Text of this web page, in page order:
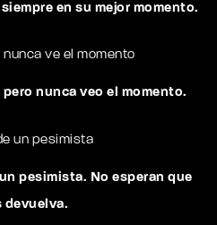
en su mejor momento.
nunca veo el momento.
pesimista. No esperan que
devuelva.